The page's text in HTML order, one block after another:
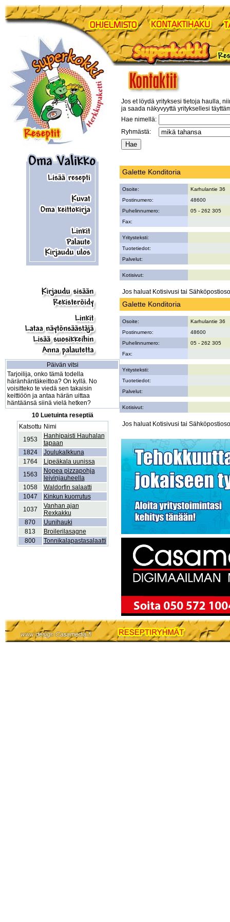
Päivän vitsi
Tarjoilija, onko tämä todella
häränhäntäkeittoa? On kyllä. No
voisitteko te viedä sen takaisin
keittiöön ja antaa härän uittaa
häntäänsä siinä vielä hetken?
10 Luetuinta reseptiä
Katsottu Nimi
1953
Hanhipaisti Hauhalan
tapaan
1824
Joulukalkkuna
1764
Lipeäkala uunissa
1563
Nopea pizzapohja
leivinjauheella
1058
Waldorfin salaatti
1047
Kinkun kuorrutus
1037
Vanhan ajan
Rexkakku
870
Uunihauki
813
Broilerilasagne
800
Tonnikalapastasalaatti
Jos et löydä yrityksesi tietoja haulla,
ja saada näkyvyyttä yrityksellesi
Hae nimellä:
Ryhmästä:
Galette Konditoria
Osoite:
Karhulantie 36
Postinumero:
48600
Puhelinnumero:
05 - 262 305
Fax:
Yritysteksti:
Tuotetiedot:
Palvelut:
Kotisivut:
Jos haluat Kotisivusi tai
Galette Konditoria
Osoite:
Karhulantie 36
Postinumero:
48600
Puhelinnumero:
05 - 262 305
Fax:
Yritysteksti:
Tuotetiedot:
Palvelut:
Kotisivut:
Jos haluat Kotisivusi tai